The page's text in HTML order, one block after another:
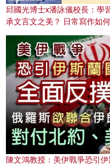
邱國光博士x潘詠儀校長：學
承文言文之美？ 日常寫作如
陳文鴻教授：美伊戰爭恐引